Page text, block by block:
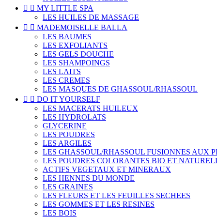
  MY LITTLE SPA
LES HUILES DE MASSAGE
  MADEMOISELLE BALLA
LES BAUMES
LES EXFOLIANTS
LES GELS DOUCHE
LES SHAMPOINGS
LES LAITS
LES CREMES
LES MASQUES DE GHASSOUL/RHASSOUL
  DO IT YOURSELF
LES MACERATS HUILEUX
LES HYDROLATS
GLYCERINE
LES POUDRES
LES ARGILES
LES GHASSOUL/RHASSOUL FUSIONNES AUX
LES POUDRES COLORANTES BIO ET
ACTIFS VEGETAUX ET MINERAUX
LES HENNES DU MONDE
LES GRAINES
LES FLEURS ET LES FEUILLES SECHEES
LES GOMMES ET LES RESINES
LES BOIS